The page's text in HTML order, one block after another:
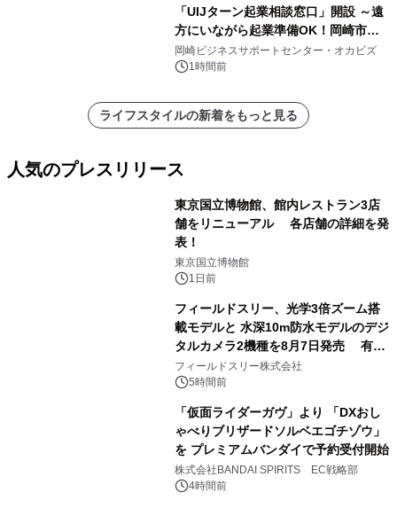
「UIJターン起業相談窓口」開設 ～遠
方にいながら起業準備OK！岡崎市を
挑戦者があつまるまちに～
岡崎ビジネスサポートセンター・オカビズ
1時間前
ライフスタイルの新着をもっと見る
人気のプレスリリース
東京国立博物館、館内レストラン3店
舗をリニューアル 各店舗の詳細を発
表！
東京国立博物館
1日前
フィールドスリー、光学3倍ズーム搭
載モデルと 水深10m防水モデルのデジ
タルカメラ2機種を8月7日発売 有効
約1300万画素、用途別に選べるコンデ
ジ新登場
フィールドスリー株式会社
5時間前
「仮面ライダーガヴ」より 「DXおし
ゃべりブリザードソルベエゴチゾウ」
を プレミアムバンダイで予約受付開始
株式会社BANDAI SPIRITS EC戦略部
4時間前